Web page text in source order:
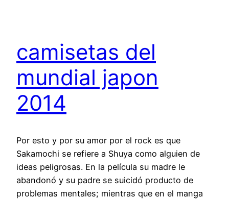
camisetas del
mundial japon
2014
Por esto y por su amor por el rock es que
Sakamochi se refiere a Shuya como alguien de
ideas peligrosas. En la película su madre le
abandonó y su padre se suicidó producto de
problemas mentales; mientras que en el manga